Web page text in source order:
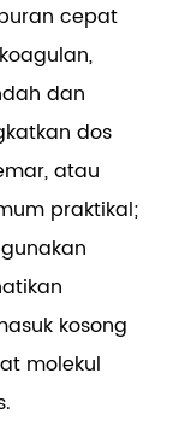
cepat
dan
dos
atau
praktikal;
kosong
molekul